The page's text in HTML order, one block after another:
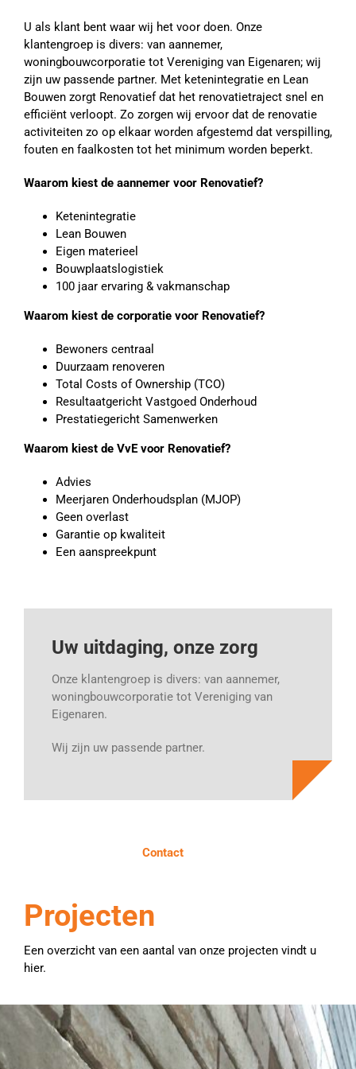
U als klant bent waar wij het voor doen. Onze
klantengroep is divers: van aannemer,
woningbouwcorporatie tot Vereniging van Eigenaren; wij
zijn uw passende partner. Met ketenintegratie en Lean
Bouwen zorgt Renovatief dat het renovatietraject snel en
efficiënt verloopt. Zo zorgen wij ervoor dat de renovatie
activiteiten zo op elkaar worden afgestemd dat verspilling,
fouten en faalkosten tot het minimum worden beperkt.
Waarom kiest de aannemer voor Renovatief?
Ketenintegratie
Lean Bouwen
Eigen materieel
Bouwplaatslogistiek
100 jaar ervaring & vakmanschap
Waarom kiest de corporatie voor Renovatief?
Bewoners centraal
Duurzaam renoveren
Total Costs of Ownership (TCO)
Resultaatgericht Vastgoed Onderhoud
Prestatiegericht Samenwerken
Waarom kiest de VvE voor Renovatief?
Advies
Meerjaren Onderhoudsplan (MJOP)
Geen overlast
Garantie op kwaliteit
Een aanspreekpunt
Uw uitdaging, onze zorg
Onze klantengroep is divers: van aannemer,
woningbouwcorporatie tot Vereniging van
Eigenaren.
Wij zijn uw passende partner.
Contact
Projecten
Een overzicht van een aantal van onze projecten vindt u
hier.